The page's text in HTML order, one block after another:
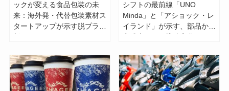
ックが変える食品包装の未
来：海外発・代替包装素材ス
タートアップが示す脱プラの
シフトの最前線「UNO
Minda」と「アショック・レ
イランド」が示す、部品から